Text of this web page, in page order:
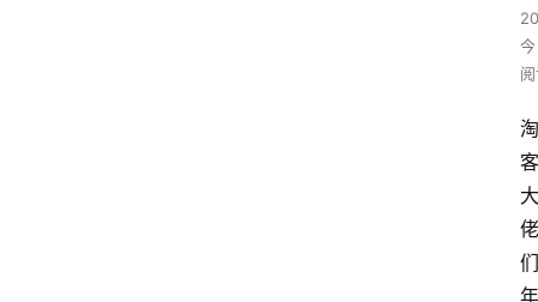
淘
客
大
佬
们
年